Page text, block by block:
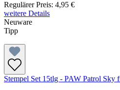
Regulärer Preis: 4,95 €
weitere Details
Neuware
Tipp
Stempel Set 15tlg - PAW Patrol Sky